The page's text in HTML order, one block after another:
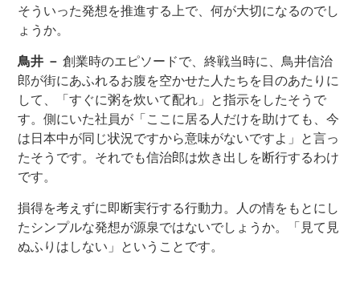
そういった発想を推進する上で、何が大切になるのでし
ょうか。
鳥井 － 創業時のエピソードで、終戦当時に、鳥井信治
郎が街にあふれるお腹を空かせた人たちを目のあたりに
して、「すぐに粥を炊いて配れ」と指示をしたそうで
す。側にいた社員が「ここに居る人だけを助けても、今
は日本中が同じ状況ですから意味がないですよ」と言っ
たそうです。それでも信治郎は炊き出しを断行するわけ
です。
損得を考えずに即断実行する行動力。人の情をもとにし
たシンプルな発想が源泉ではないでしょうか。「見て見
ぬふりはしない」ということです。